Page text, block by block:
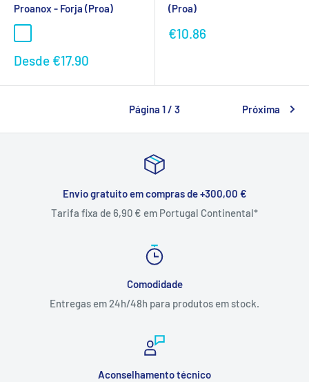
Proanox - Forja (Proa)
Preço
Desde €17.90
(Proa)
Preço
€10.86
Página 1 / 3 Próxima
Envio gratuito em compras de +300,00 €
Tarifa fixa de 6,90 € em Portugal Continental*
Comodidade
Entregas em 24h/48h para produtos em stock.
Aconselhamento técnico